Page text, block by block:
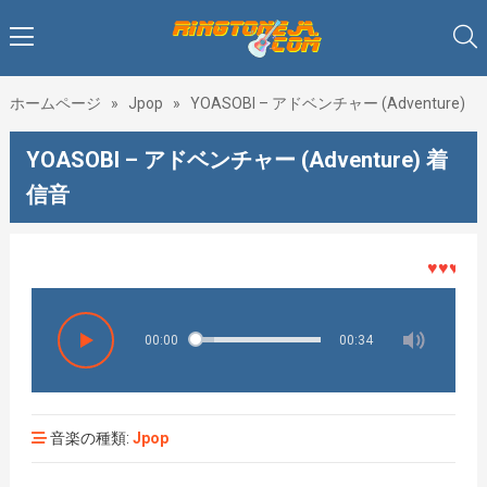
ホームページ » Jpop » YOASOBI – アドベンチャー (Adventure)
YOASOBI – アドベンチャー (Adventure) 着
信音
♥♥♥着メ
00:00 00:34
音楽の種類: Jpop